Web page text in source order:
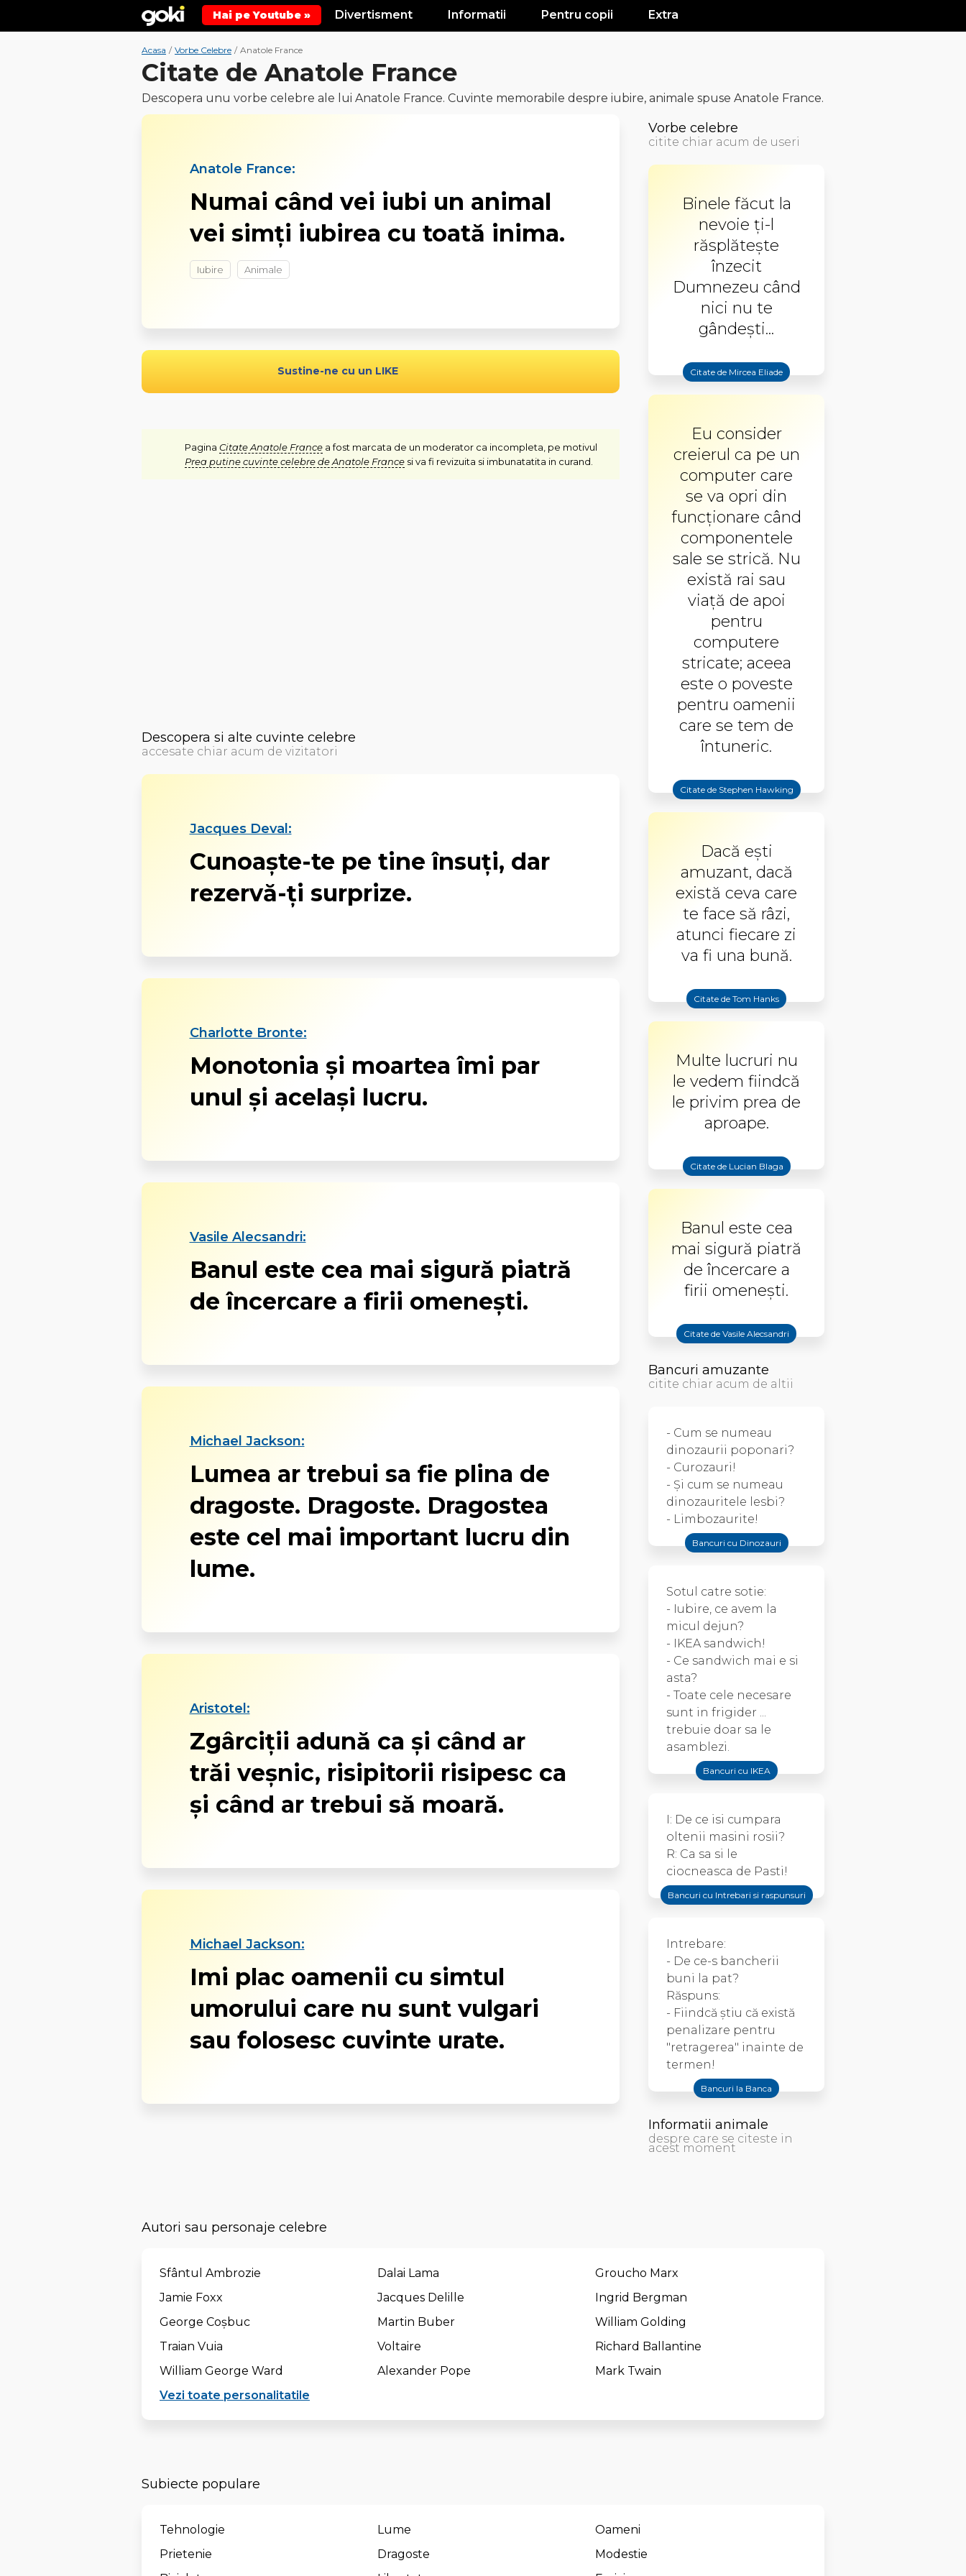
Hai pe Youtube » Divertisment Informatii Pentru copii Extra
Acasa / Vorbe Celebre / Anatole France
Citate de Anatole France
Descopera unu vorbe celebre ale lui Anatole France. Cuvinte memorabile despre iubire, animale spuse Anatole France.
Anatole France:
Numai când vei iubi un animal
vei simţi iubirea cu toată inima.
Iubire Animale
Sustine-ne cu un LIKE
Pagina Citate Anatole France a fost marcata de un moderator ca incompleta, pe motivul
Prea putine cuvinte celebre de Anatole France si va fi revizuita si imbunatatita in curand.
Descopera si alte cuvinte celebre
accesate chiar acum de vizitatori
Jacques Deval:
Cunoaşte-te pe tine însuţi, dar
rezervă-ţi surprize.
Charlotte Bronte:
Monotonia și moartea îmi par
unul și același lucru.
Vasile Alecsandri:
Banul este cea mai sigură piatră
de încercare a firii omenești.
Michael Jackson:
Lumea ar trebui sa fie plina de
dragoste. Dragoste. Dragostea
este cel mai important lucru din
lume.
Aristotel:
Zgârciții adună ca și când ar
trăi veșnic, risipitorii risipesc ca
și când ar trebui să moară.
Michael Jackson:
Imi plac oamenii cu simtul
umorului care nu sunt vulgari
sau folosesc cuvinte urate.
Vorbe celebre
citite chiar acum de useri
Binele făcut la
nevoie ţi-l
răsplăteşte
înzecit
Dumnezeu când
nici nu te
gândeşti...
Citate de Mircea Eliade
Eu consider
creierul ca pe un
computer care
se va opri din
funcţionare când
componentele
sale se strică. Nu
există rai sau
viaţă de apoi
pentru
computere
stricate; aceea
este o poveste
pentru oamenii
care se tem de
întuneric.
Citate de Stephen Hawking
Dacă ești
amuzant, dacă
există ceva care
te face să râzi,
atunci fiecare zi
va fi una bună.
Citate de Tom Hanks
Multe lucruri nu
le vedem fiindcă
le privim prea de
aproape.
Citate de Lucian Blaga
Banul este cea
mai sigură piatră
de încercare a
firii omenești.
Citate de Vasile Alecsandri
Bancuri amuzante
citite chiar acum de altii
- Cum se numeau
dinozaurii poponari?
- Curozauri!
- Și cum se numeau
dinozauritele lesbi?
- Limbozaurite!
Bancuri cu Dinozauri
Sotul catre sotie:
- Iubire, ce avem la
micul dejun?
- IKEA sandwich!
- Ce sandwich mai e si
asta?
- Toate cele necesare
sunt in frigider ...
trebuie doar sa le
asamblezi.
Bancuri cu IKEA
I: De ce isi cumpara
oltenii masini rosii?
R: Ca sa si le
ciocneasca de Pasti!
Bancuri cu Intrebari si raspunsuri
Intrebare:
- De ce-s bancherii
buni la pat?
Răspuns:
- Fiindcă știu că există
penalizare pentru
"retragerea" inainte de
termen!
Bancuri la Banca
Informatii animale
despre care se citeste in
acest moment
Autori sau personaje celebre
Sfântul Ambrozie Dalai Lama
Groucho Marx
Jamie Foxx
Jacques Delille
Ingrid Bergman
George Coşbuc
Martin Buber
William Golding
Traian Vuia
Voltaire
Richard Ballantine
William George Ward
Alexander Pope
Mark Twain
Vezi toate personalitatile
Subiecte populare
Tehnologie Lume
Oameni
Prietenie
Dragoste
Modestie